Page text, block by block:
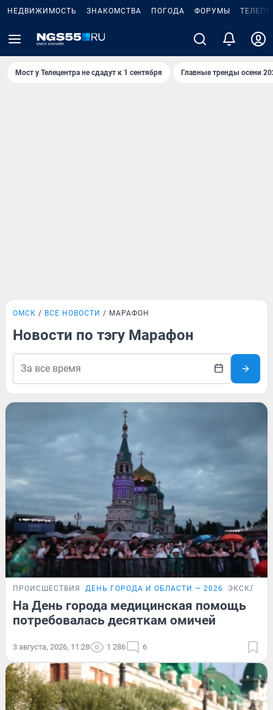
НЕДВИЖИМОСТЬ ЗНАКОМСТВА ПОГОДА ФОРУМЫ
Мост у Телецентра не сдадут к 1 сентября Главные тренды осени
ОМСК ВСЕ НОВОСТИ МАРАФОН
Новости по тэгу Марафон
ПРОИСШЕСТВИЯ ДЕНЬ ГОРОДА И ОБЛАСТИ — 2026
На День города медицинская помощь
потребовалась десяткам омичей
3 августа, 2026, 11:28 1 286 6